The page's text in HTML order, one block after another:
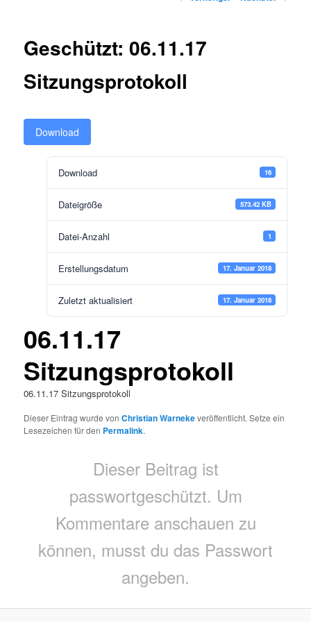
Geschützt: 06.11.17
Sitzungsprotokoll
Download
Download 16
Dateigröße 573.42 KB
Datei-Anzahl 1
Erstellungsdatum 17. Januar 2018
Zuletzt aktualisiert 17. Januar 2018
06.11.17
Sitzungsprotokoll
06.11.17 Sitzungsprotokoll
Dieser Eintrag wurde vonChristian Warnekeveröffentlicht. Setze ein
Lesezeichen für den Permalink.
Dieser Beitrag ist
passwortgeschützt. Um
Kommentare anschauen zu
können, musst du das Passwort
angeben.